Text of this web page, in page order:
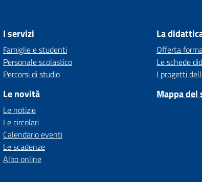
I servizi
Famiglie e studenti
Personale scolastico
Percorsi di studio
Le novità
Le notizie
Le circolari
Calendario eventi
Le scadenze
Albo online
La
Offerta
Le schede
I progetti
Mappa del